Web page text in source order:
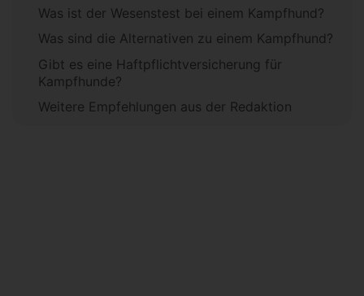
Was ist der Wesenstest bei einem Kampfhund?
Was sind die Alternativen zu einem Kampfhund?
Gibt es eine Haftpflichtversicherung für
Kampfhunde?
Weitere Empfehlungen aus der Redaktion